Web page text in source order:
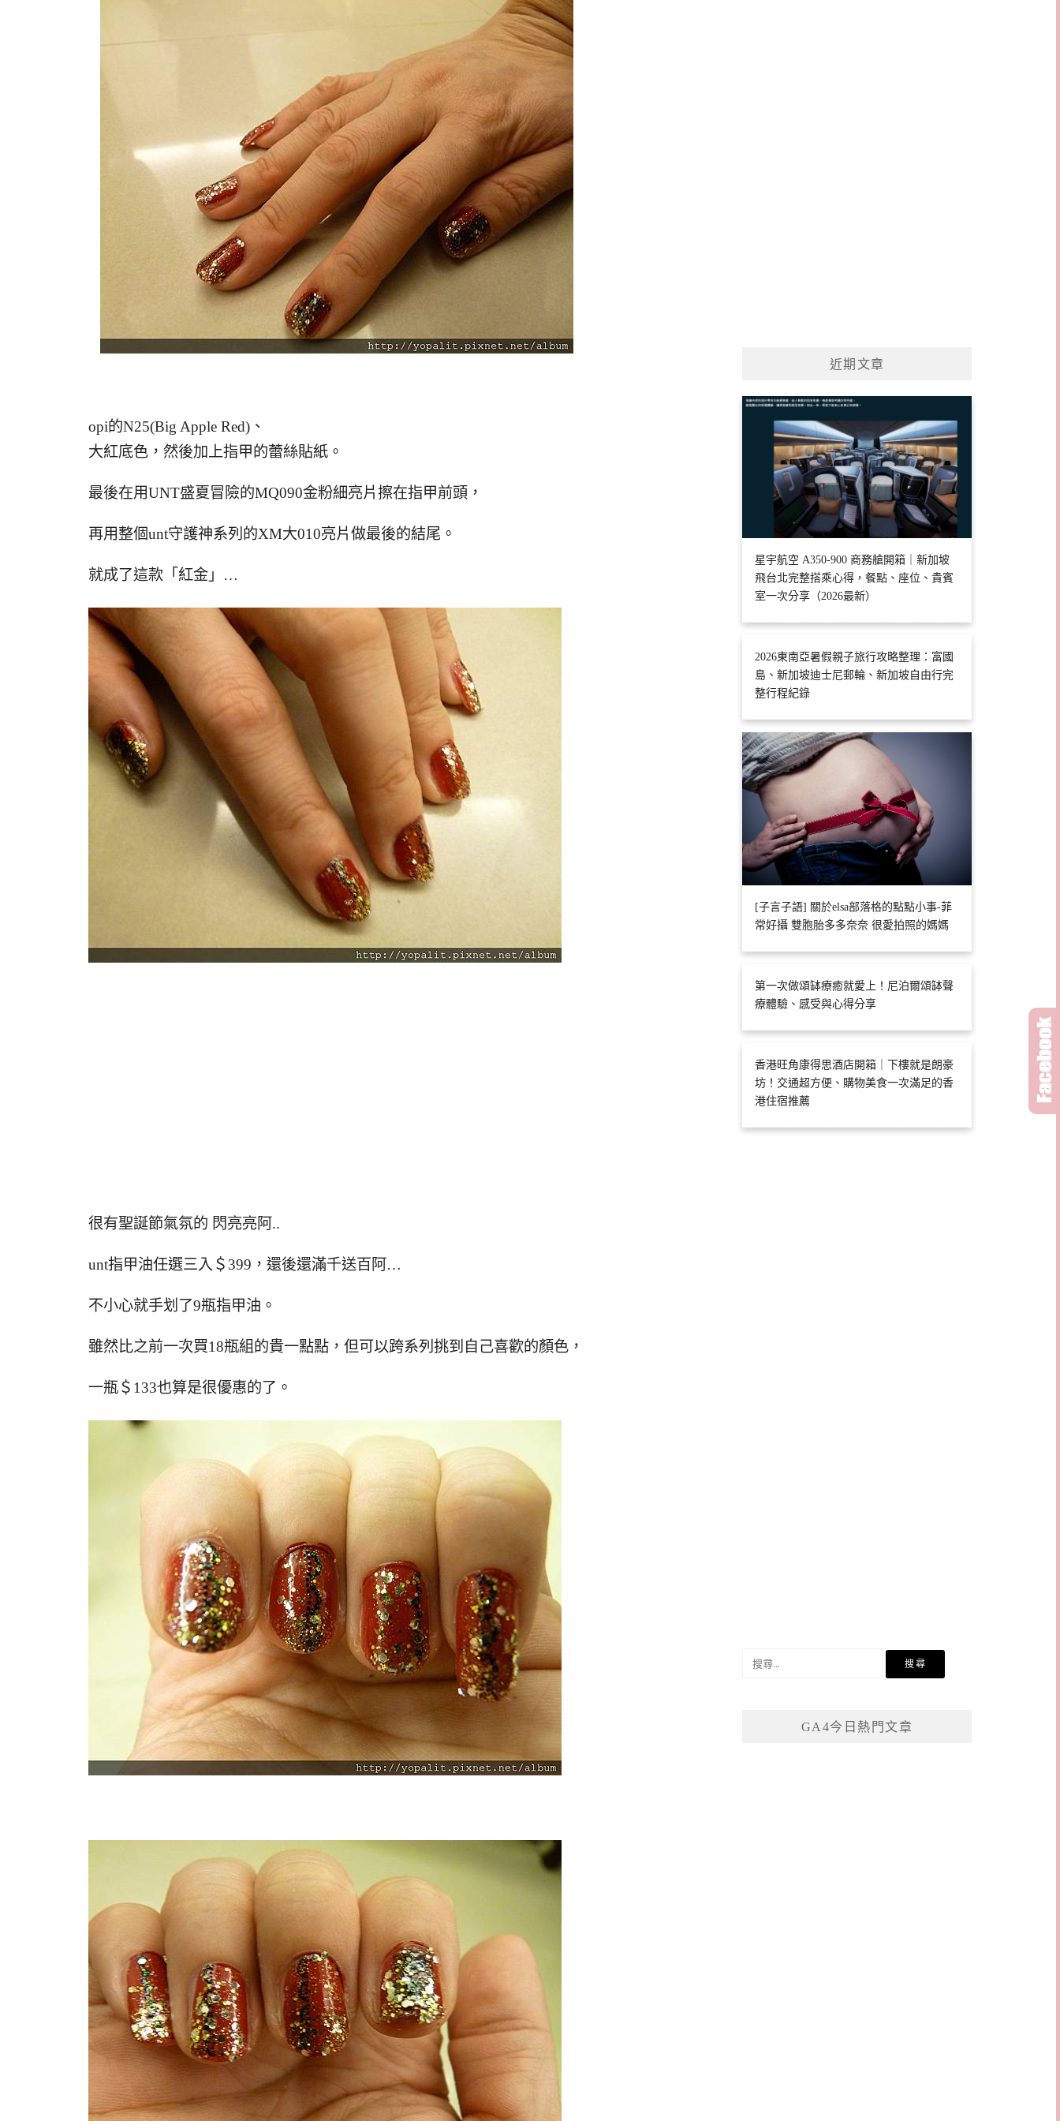
opi的N25(Big Apple Red)、
大紅底色，然後加上指甲的蕾絲貼紙。
最後在用UNT盛夏冒險的MQ090金粉細亮片擦在指甲前頭，
再用整個unt守護神系列的XM大010亮片做最後的結尾。
就成了這款「紅金」…
很有聖誕節氣氛的 閃亮亮阿..
unt指甲油任選三入＄399，還後還滿千送百阿…
不小心就手划了9瓶指甲油。
雖然比之前一次買18瓶組的貴一點點，但可以跨系列挑到自己喜歡的顏色，
一瓶＄133也算是很優惠的了。
近期文章
星宇航空 A350-900 商務艙開箱｜新加坡
飛台北完整搭乘心得，餐點、座位、貴賓
室一次分享（2026最新）
2026東南亞暑假親子旅行攻略整理：富國
島、新加坡迪士尼郵輪、新加坡自由行完
整行程紀錄
[子言子語] 關於elsa部落格的點點小事-菲
常好攝 雙胞胎多多奈奈 很愛拍照的媽媽
第一次做頌缽療癒就愛上！尼泊爾頌缽聲
療體驗、感受與心得分享
香港旺角康得思酒店開箱｜下樓就是朗豪
坊！交通超方便、購物美食一次滿足的香
港住宿推薦
GA4今日熱門文章